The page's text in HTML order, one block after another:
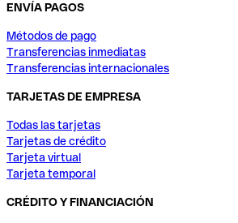
ENVÍA PAGOS
Métodos de pago
Transferencias inmediatas
Transferencias internacionales
TARJETAS DE EMPRESA
Todas las tarjetas
Tarjetas de crédito
Tarjeta virtual
Tarjeta temporal
CRÉDITO Y FINANCIACIÓN